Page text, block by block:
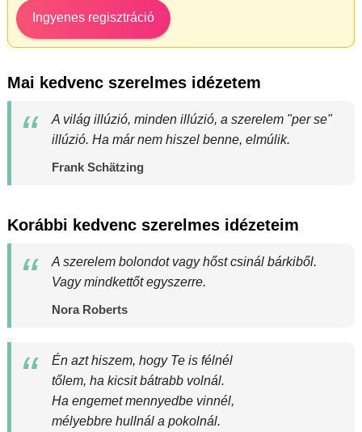
Ingyenes regisztráció
Mai kedvenc szerelmes idézetem
A világ illúzió, minden illúzió, a szerelem "per se"
illúzió. Ha már nem hiszel benne, elmúlik.
Frank Schätzing
Korábbi kedvenc szerelmes idézeteim
A szerelem bolondot vagy hőst csinál bárkiből.
Vagy mindkettőt egyszerre.
Nora Roberts
Én azt hiszem, hogy Te is félnél
tőlem, ha kicsit bátrabb volnál.
Ha engemet mennyedbe vinnél,
mélyebbre hullnál a pokolnál.